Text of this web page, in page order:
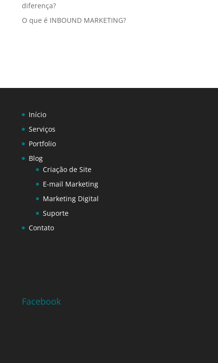
diferença?
O que é INBOUND MARKETING?
Início
Serviços
Portfolio
Blog
Criação de Site
E-mail Marketing
Marketing Digital
Suporte
Contato
Facebook